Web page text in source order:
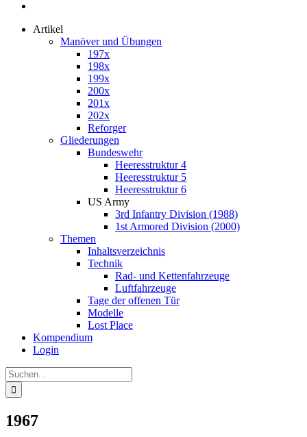
Artikel
Manöver und Übungen
197x
198x
199x
200x
201x
202x
Reforger
Gliederungen
Bundeswehr
Heeresstruktur 4
Heeresstruktur 5
Heeresstruktur 6
US Army
3rd Infantry Division (1988)
1st Armored Division (2000)
Themen
Inhaltsverzeichnis
Technik
Rad- und Kettenfahrzeuge
Luftfahrzeuge
Tage der offenen Tür
Modelle
Lost Place
Kompendium
Login
Suche
nach:
1967